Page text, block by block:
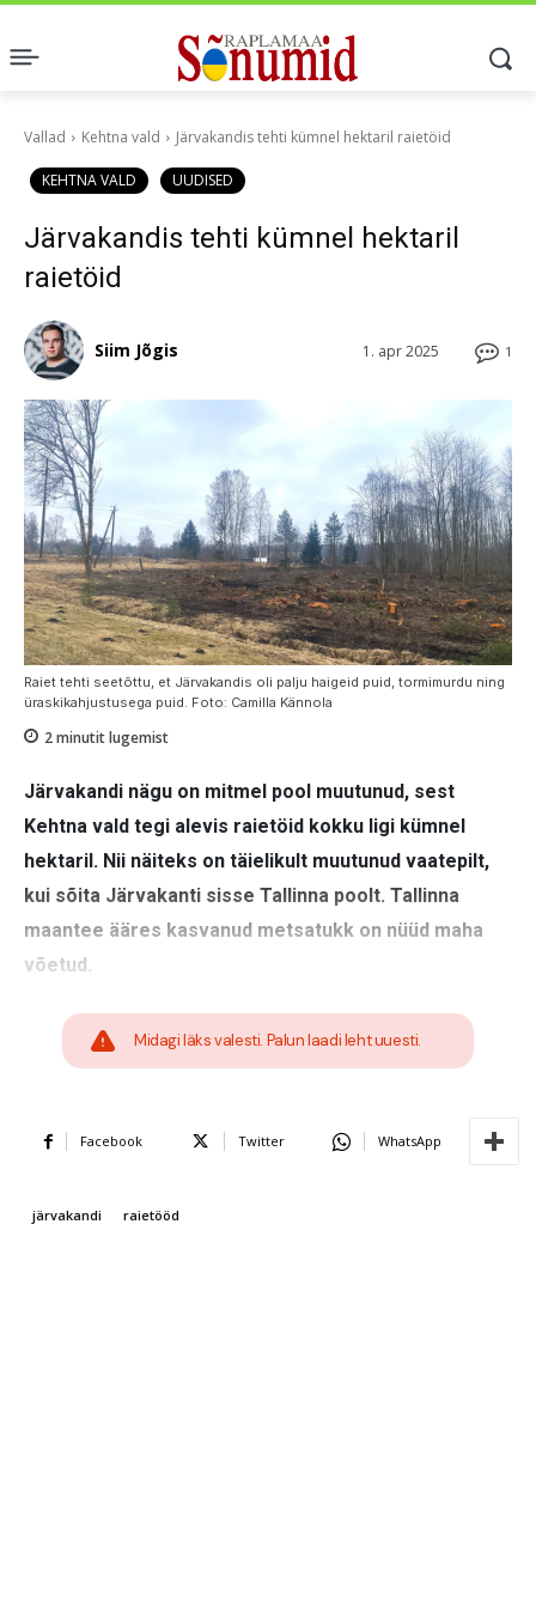
Vallad Kehtna vald Järvakandis tehti kümnel hektaril raietöid
KEHTNA VALD UUDISED
Järvakandis tehti kümnel hektaril
raietöid
1
1. apr 2025
Siim Jõgis
Raiet tehti seetõttu, et Järvakandis oli palju haigeid puid, tormimurdu ning
üraskikahjustusega puid. Foto: Camilla Kännola
2minutit lugemist
Järvakandi nägu on mitmel pool muutunud, sest
Kehtna vald tegi alevis raietöid kokku ligi kümnel
hektaril. Nii näiteks on täielikult muutunud vaatepilt,
kui sõita Järvakanti sisse Tallinna poolt. Tallinna
maantee ääres kasvanud metsatukk on nüüd maha
võetud.
Midagi läks valesti. Palun laadi leht uuesti.
Facebook Twitter WhatsApp
järvakandi raietööd